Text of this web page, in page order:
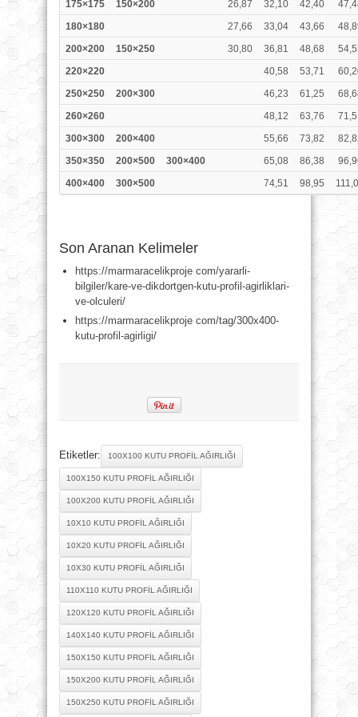
175×175
150×200 26,87 32,10 42,40
180×180
27,66 33,04 43,66
200×200
150×250 30,80 36,81 48,68
220×220
40,58 53,71
250×250
200×300 46,23 61,25
260×260
48,12 63,76
300×300
200×400 55,66 73,82
350×350
200×500 300×400 65,08 86,38
400×400
300×500 74,51 98,95
Son Aranan Kelimeler
https://marmaracelikproje com/yararli-
bilgiler/kare-ve-dikdortgen-kutu-profil-agirliklari-
ve-olculeri/
https://marmaracelikproje com/tag/300x400-
kutu-profil-agirligi/
Etiketler: 100X100 KUTU PROFIL AĞIRLIĞI
100X150 KUTU PROFIL AĞIRLIĞI
100X200 KUTU PROFIL AĞIRLIĞI
10X10 KUTU PROFIL AĞIRLIĞI
10X20 KUTU PROFIL AĞIRLIĞI
10X30 KUTU PROFIL AĞIRLIĞI
110X110 KUTU PROFIL AĞIRLIĞI
120X120 KUTU PROFIL AĞIRLIĞI
140X140 KUTU PROFIL AĞIRLIĞI
150X150 KUTU PROFIL AĞIRLIĞI
150X200 KUTU PROFIL AĞIRLIĞI
150X250 KUTU PROFIL AĞIRLIĞI